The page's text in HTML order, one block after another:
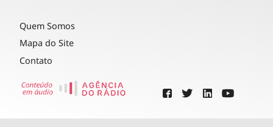
Quem Somos
Mapa do Site
Contato